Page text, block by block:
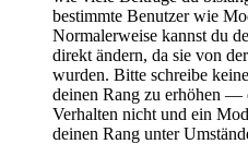
bestimmte Benutzer wie
Normalerweise kannst du
direkt ändern, da sie von
wurden. Bitte schreibe
deinen Rang zu erhöhen —
Verhalten nicht und ein
deinen Rang unter